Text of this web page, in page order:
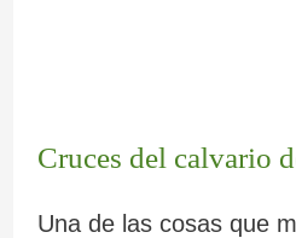
Cruces del calvario
Una de las cosas que